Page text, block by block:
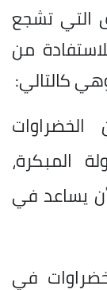
التي تشجع
من
كالتالي:
المبكرة،
يساعد في
في